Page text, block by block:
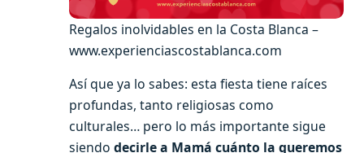
Regalos inolvidables en la Costa Blanca –
www.experienciascostablanca.com
Así que ya lo sabes: esta fiesta tiene raíces
profundas, tanto religiosas como
culturales… pero lo más importante sigue
siendo decirle a Mamá cuánto la queremos